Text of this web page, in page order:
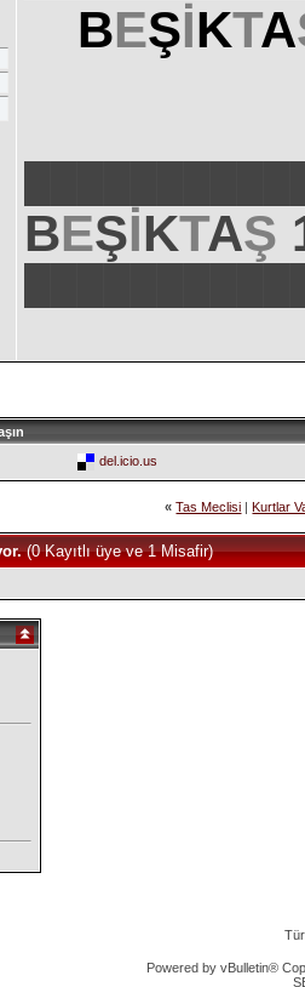
BEŞİKTA
BEŞİKTAŞ
del.icio.us
« Tas Meclisi |Kurtlar
(0 Kayıtlı üye ve 1 Misafir)
Powered by vBulletin®